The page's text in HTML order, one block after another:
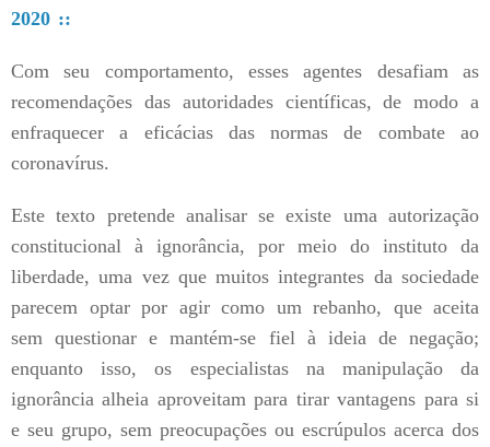
2020 ::
Com seu comportamento, esses agentes desafiam as
recomendações das autoridades científicas, de modo a
enfraquecer a eficácias das normas de combate ao
coronavírus.
Este texto pretende analisar se existe uma autorização
constitucional à ignorância, por meio do instituto da
liberdade, uma vez que muitos integrantes da sociedade
parecem optar por agir como um rebanho, que aceita
sem questionar e mantém-se fiel à ideia de negação;
enquanto isso, os especialistas na manipulação da
ignorância alheia aproveitam para tirar vantagens para si
e seu grupo, sem preocupações ou escrúpulos acerca dos